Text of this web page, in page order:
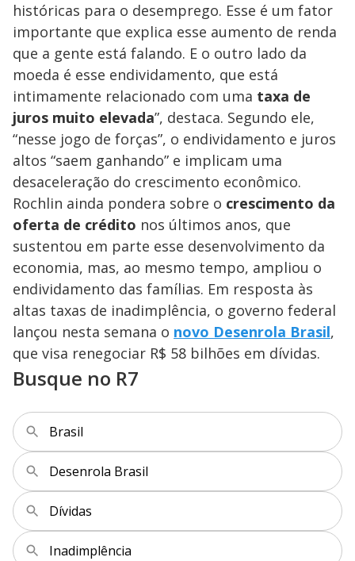
históricas para o desemprego. Esse é um fator
importante que explica esse aumento de renda
que a gente está falando. E o outro lado da
moeda é esse endividamento, que está
intimamente relacionado com uma taxa de
juros muito elevada”, destaca. Segundo ele,
“nesse jogo de forças”, o endividamento e juros
altos “saem ganhando” e implicam uma
desaceleração do crescimento econômico.
Rochlin ainda pondera sobre o crescimento da
oferta de crédito nos últimos anos, que
sustentou em parte esse desenvolvimento da
economia, mas, ao mesmo tempo, ampliou o
endividamento das famílias. Em resposta às
altas taxas de inadimplência, o governo federal
lançou nesta semana o novo Desenrola Brasil,
que visa renegociar R$ 58 bilhões em dívidas.
Busque no R7
Brasil
Desenrola Brasil
Dívidas
Inadimplência